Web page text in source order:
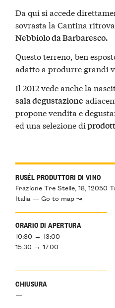
RUSÉL PRODUTTORI DI VINO
Frazione Tre Stelle, 18, 12050
Italia — Go to map ↝
ORARIO DI APERTURA
10:30 → 13:00
15:30 → 17:00
CHIUSURA
—
Da qui si accede
sovrasta la Cantina
Nebbiolo da Barbaresco.
Questo terreno, ben
adatto a produrre grandi
Il 2012 vede anche la
sala degustazione
propone vendita e
ed una selezione di